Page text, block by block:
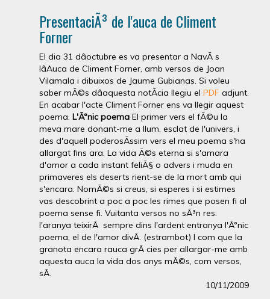
PresentaciÃ³ de l'auca de Climent
Forner
El dia 31 dâoctubre es va presentar a NavÃ s
lâAuca de Climent Forner, amb versos de Joan
Vilamala i dibuixos de Jaume Gubianas. Si voleu
saber mÃ©s dâaquesta notÃ­cia llegiu el PDF adjunt.
En acabar l'acte Climent Forner ens va llegir aquest
poema. L'Ãºnic poema El primer vers el fÃ©u la
meva mare donant-me a llum, esclat de l'univers, i
des d'aquell poderosÃ­ssim vers el meu poema s'ha
allargat fins ara. La vida Ã©s eterna si s'amara
d'amor a cada instant feliÃ§ o advers i muda en
primaveres els deserts rient-se de la mort amb qui
s'encara. NomÃ©s si creus, si esperes i si estimes
vas descobrint a poc a poc les rimes que posen fi al
poema sense fi. Vuitanta versos no sÃ³n res:
l'aranya teixirÃ sempre dins l'ardent entranya l'Ãºnic
poema, el de l'amor divÃ­. (estrambot) I com que la
granota encara rauca grÃ cies per allargar-me amb
aquesta auca la vida dos anys mÃ©s, com versos,
sÃ­.
10/11/2009